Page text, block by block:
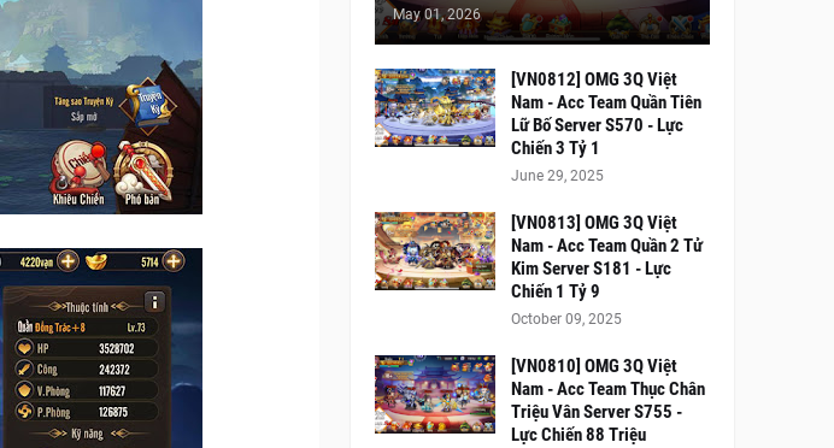
May 01, 2026
[VN0812] OMG 3Q Việt
Nam - Acc Team Quần Tiên
Lữ Bố Server S570 - Lực
Chiến 3 Tỷ 1
June 29, 2025
[VN0813] OMG 3Q Việt
Nam - Acc Team Quần 2 Tử
Kim Server S181 - Lực
Chiến 1 Tỷ 9
October 09, 2025
[VN0810] OMG 3Q Việt
Nam - Acc Team Thục Chân
Triệu Vân Server S755 -
Lực Chiến 88 Triệu